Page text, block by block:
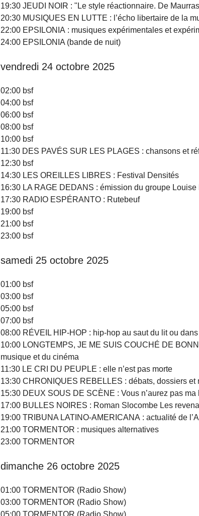
19:30 JEUDI NOIR : "Le style réactionnaire. De
20:30 MUSIQUES EN LUTTE : l’écho libertaire de la
22:00 EPSILONIA : musiques expérimentales et
24:00 EPSILONIA (bande de nuit)
vendredi 24 octobre 2025
02:00 bsf
04:00 bsf
06:00 bsf
08:00 bsf
10:00 bsf
11:30 DES PAVÉS SUR LES PLAGES : chansons et
12:30 bsf
14:30 LES OREILLES LIBRES : Festival Densités
16:30 LA RAGE DEDANS : émission du groupe Louise
17:30 RADIO ESPÉRANTO : Rutebeuf
19:00 bsf
21:00 bsf
23:00 bsf
samedi 25 octobre 2025
01:00 bsf
03:00 bsf
05:00 bsf
07:00 bsf
08:00 RÉVEIL HIP-HOP : hip-hop au saut du lit ou
10:00 LONGTEMPS, JE ME SUIS COUCHÉ DE
musique et du cinéma
11:30 LE CRI DU PEUPLE : elle n’est pas morte
13:30 CHRONIQUES REBELLES : débats, dossiers et
15:30 DEUX SOUS DE SCÈNE : Vous n’aurez pas ma
17:00 BULLES NOIRES : Roman Slocombe Les
19:00 TRIBUNA LATINO-AMERICANA : actualité de
21:00 TORMENTOR : musiques alternatives
23:00 TORMENTOR
dimanche 26 octobre 2025
01:00 TORMENTOR (Radio Show)
03:00 TORMENTOR (Radio Show)
05:00 TORMENTOR (Radio Show)